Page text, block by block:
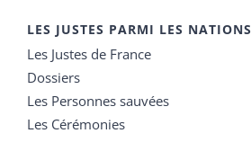
LES JUSTES PARMI LES NATIONS
Les Justes de France
Dossiers
Les Personnes sauvées
Les Cérémonies